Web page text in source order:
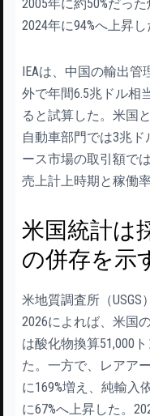
2005年に約50%だっ
2024年に94%へ上昇し
IEAは、中国の輸出
外で年間6.5兆ドル相
ると試算した。米国
自動車部門では3兆
ース市場の取引額で
売上計上時期と稼働
米国統計は
の併存を示
米地質調査所（USGS
2026によれば、米国
は酸化物換算51,000
た。一方で、レアア
に169%増え、純輸入
に67%へ上昇した。